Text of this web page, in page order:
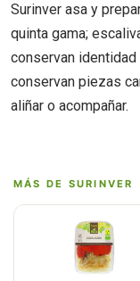
Surinver asa y
quinta gama;
conservan
conservan piezas
aliñar o acompañar.
MÁS DE SURINVER